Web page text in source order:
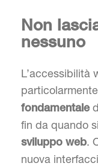
Non
nessuno
L’accessibilità
fondamentale
fin da quando
sviluppo web.
nuova